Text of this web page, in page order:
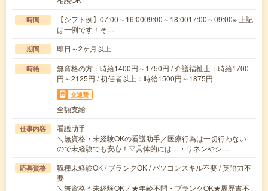
時間
【シフト例】07:00～16:0009:00～18:0017:00～09:00※ 上記
は一例です！そ…
期間 即日～2ヶ月以上
時給
無資格の方：時給1400円～1750円 / 介護福祉士：時給1700
円～2125円 / 初任者以上：時給1500円～1875円
交通費
全額支給
仕事内容
看護助手
＼無資格・未経験OKの看護助手／医療行為は一切行わない
ので未経験でも安心！▽具体的には…・リネンやシ…
応募資格
職種未経験OK / ブランクOK / パソコンスキル不要 / 英語力不
要
＼無資格＊未経験OK／★年齢不問・ブランクOK★履歴書不